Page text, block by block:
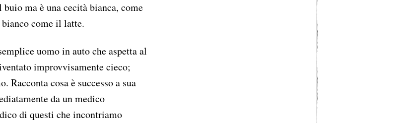
ma è una cecità bianca, come
come il latte.
uomo in auto che aspetta al
improvvisamente cieco;
Racconta cosa è successo a sua
da un medico
di questi che incontriamo